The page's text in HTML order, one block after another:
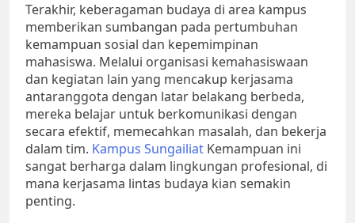
Terakhir, keberagaman budaya di area kampus
memberikan sumbangan pada pertumbuhan
kemampuan sosial dan kepemimpinan
mahasiswa. Melalui organisasi kemahasiswaan
dan kegiatan lain yang mencakup kerjasama
antaranggota dengan latar belakang berbeda,
mereka belajar untuk berkomunikasi dengan
secara efektif, memecahkan masalah, dan bekerja
dalam tim. Kampus Sungailiat Kemampuan ini
sangat berharga dalam lingkungan profesional, di
mana kerjasama lintas budaya kian semakin
penting.